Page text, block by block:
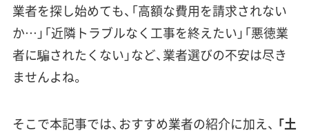
業者を探し始めても、「高額な費用を請求されない
か…」「近隣トラブルなく工事を終えたい」「悪徳業
者に騙されたくない」など、業者選びの不安は尽き
ませんよね。
そこで本記事では、おすすめ業者の紹介に加え、 「土